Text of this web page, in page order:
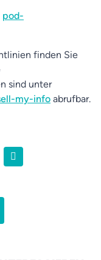
pod-
finden Sie
sind unter
my-info abrufbar.